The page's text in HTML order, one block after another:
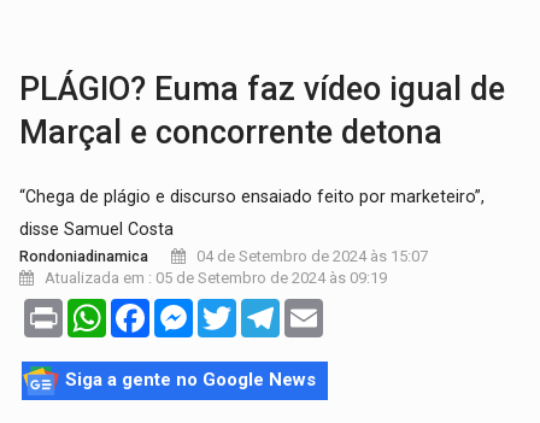
PLÁGIO? Euma faz vídeo igual de
Marçal e concorrente detona
“Chega de plágio e discurso ensaiado feito por marketeiro”,
disse Samuel Costa
Rondoniadinamica
04 de Setembro de 2024 às 15:07
Atualizada em : 05 de Setembro de 2024 às 09:19
Print WhatsAppFacebookMessenger
TwitterTelegram
Siga a gente no Google News